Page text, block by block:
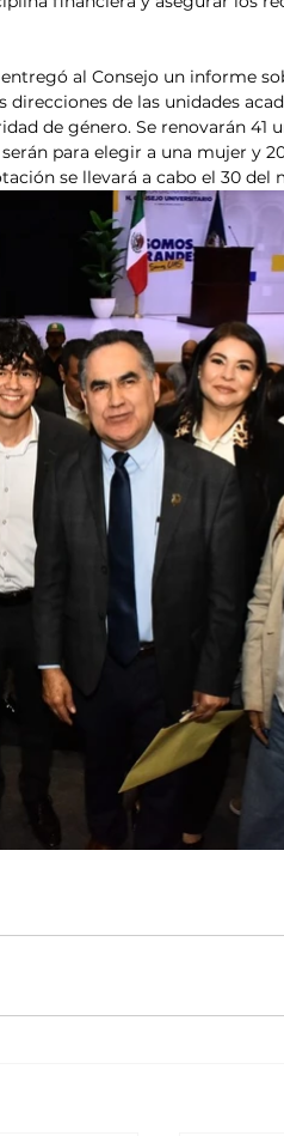
al Consejo un informe
de las unidades
de género. Se renovarán 41
para elegir a una mujer y
se llevará a cabo el 30 del